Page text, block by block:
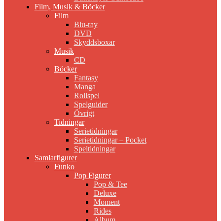
Film, Musik & Böcker
Film
Blu-ray
DVD
Skyddsboxar
Musik
CD
Böcker
Fantasy
Manga
Rollspel
Spelguider
Övrigt
Tidningar
Serietidningar
Serietidningar – Pocket
Speltidningar
Samlarfigurer
Funko
Pop Figurer
Pop & Tee
Deluxe
Moment
Rides